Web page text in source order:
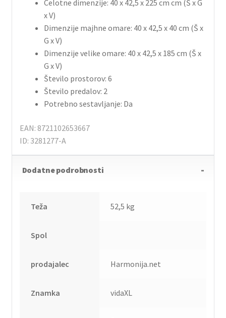
Celotne dimenzije: 40 x 42,5 x 225 cm cm (Š x G
x V)
Dimenzije majhne omare: 40 x 42,5 x 40 cm (Š x
G x V)
Dimenzije velike omare: 40 x 42,5 x 185 cm (Š x
G x V)
Število prostorov: 6
Število predalov: 2
Potrebno sestavljanje: Da
EAN: 8721102653667
ID: 3281277-A
Dodatne podrobnosti
Teža 52,5 kg
Spol
prodajalec Harmonija.net
Znamka vidaXL